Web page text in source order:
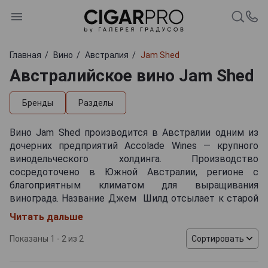
Главная Вино Австралия Jam Shed
Австралийское вино Jam Shed
Бренды Разделы
Вино Jam Shed производится в Австралии одним из
дочерних предприятий Accolade Wines — крупного
винодельческого холдинга. Производство
сосредоточено в Южной Австралии, регионе с
благоприятным климатом для выращивания
винограда. Название Джем Шилд отсылает к старой
винодельне, которая в XIX веке выпускала свою
продукцию небольшими партиями. Создатели бренда
вдохновились традиционными методами виноделия и
решили возродить стиль, который был популярен в
Читать дальше
Показаны 1 - 2 из 2 Сортировать